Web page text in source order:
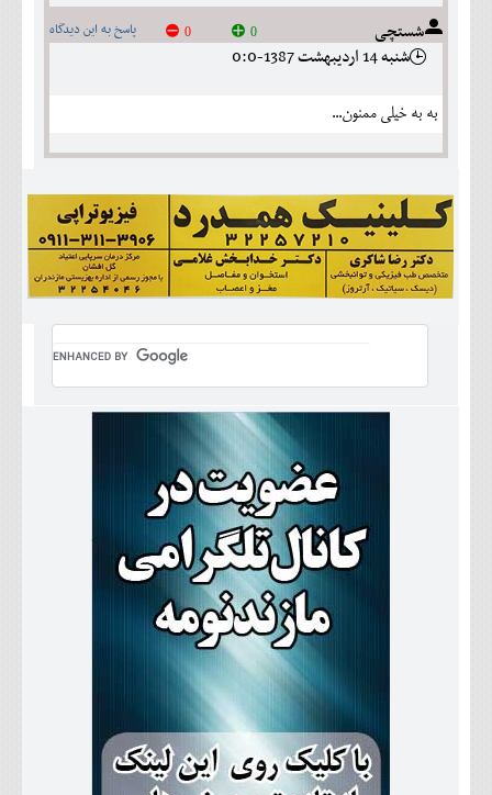
شستچی پاسخ به این دیدگاه 0
0
شنبه 14 ارديبهشت 1387-0:0
به به خیلی ممنون...